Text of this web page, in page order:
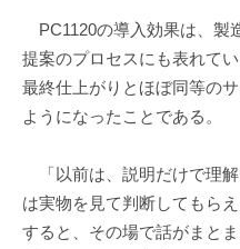
PC1120の導入効果は、製
提案のプロセスにも表れて
最終仕上がりとほぼ同等の
ようになったことである。
「以前は、説明だけで理
は実物を見て判断してもら
すると、その場で話がまと